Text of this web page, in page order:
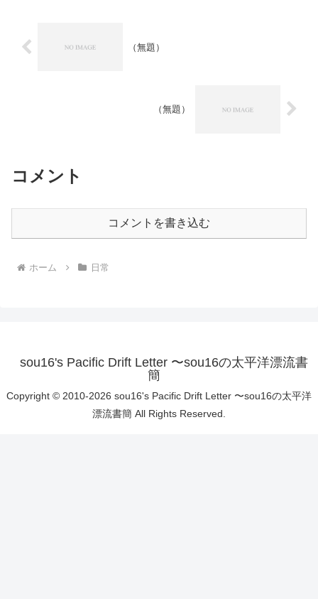
（無題）
（無題）
コメント
コメントを書き込む
ホーム 日常
sou16's Pacific Drift Letter 〜sou16の太平洋漂流書
簡
Copyright © 2010-2026 sou16's Pacific Drift Letter 〜sou16の太平洋
漂流書簡 All Rights Reserved.